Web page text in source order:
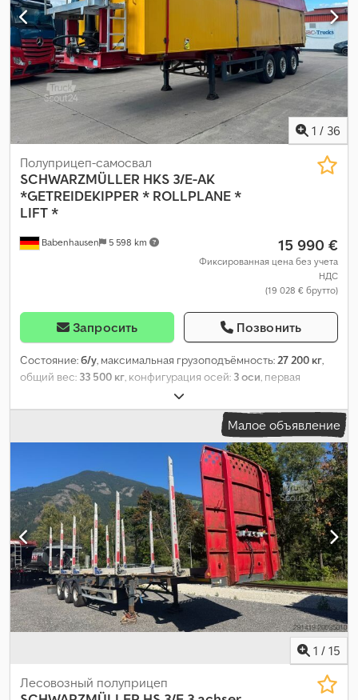
1 / 36
Babenhausen 5 598 km
Полуприцеп-самосвал
SCHWARZMÜLLER HKS 3/E-AK
*GETREIDEKIPPER * ROLLPLANE *
LIFT *
15 990 €
Фиксированная цена без учета
НДС
(19 028 € брутто)
Запросить Позвонить
Состояние:б/у, максимальная грузоподъёмность:27 200 кг,
общий вес: 33 500 кг, конфигурация осей: 3 оси, первая
, следующая проверка (TÜV):
общая длина:11 480 мм, общая ширина:2 550 мм, общая
Малое объявление
1 / 15
Лесовозный полуприцеп